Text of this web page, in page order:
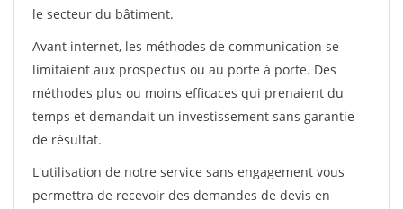
le secteur du bâtiment.
Avant internet, les méthodes de communication se
limitaient aux prospectus ou au porte à porte. Des
méthodes plus ou moins efficaces qui prenaient du
temps et demandait un investissement sans garantie
de résultat.
L'utilisation de notre service sans engagement vous
permettra de recevoir des demandes de devis en